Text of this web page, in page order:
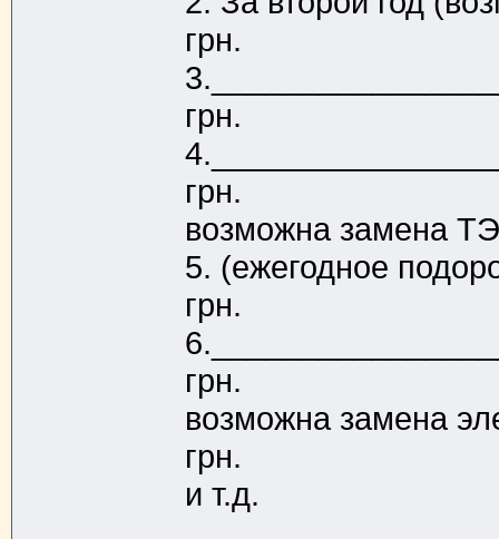
грн.
грн.
грн.
возможна замена
5. (ежегодное
грн.
грн.
возможна замена
грн.
и т.д.